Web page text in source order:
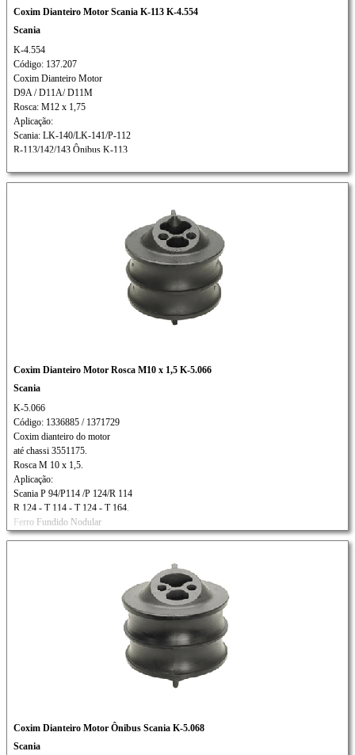
Coxim Dianteiro Motor Scania K-113 K-4.554
Scania
K-4.554
Código: 137.207
Coxim Dianteiro Motor
D9A / D11A/ D11M
Rosca: M12 x 1,75
Aplicação:
Scania: LK-140/LK-141/P-112
R-113/142/143 Ônibus K-113
Coxim Dianteiro Motor Rosca M10 x 1,5 K-5.066
Scania
K-5.066
Código: 1336885 / 1371729
Coxim dianteiro do motor
até chassi 3551175.
Rosca M 10 x 1,5.
Aplicação:
Scania P 94/P114 /P 124/R 114
R 124 - T 114 - T 124 - T 164.
Ferro Fundido Nodular
Coxim Dianteiro Motor Ônibus Scania K-5.068
Scania